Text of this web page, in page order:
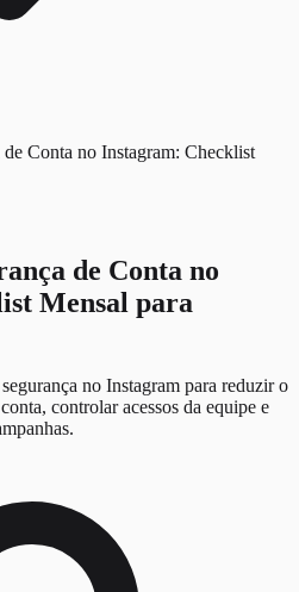
Conta no Instagram: Checklist
de Conta no
Mensal para
no Instagram para reduzir o
controlar acessos da equipe e